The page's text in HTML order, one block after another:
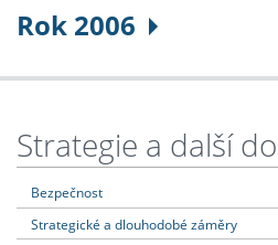
Rok 2006
Strategie a další
Bezpečnost
Strategické a dlouhodobé záměry